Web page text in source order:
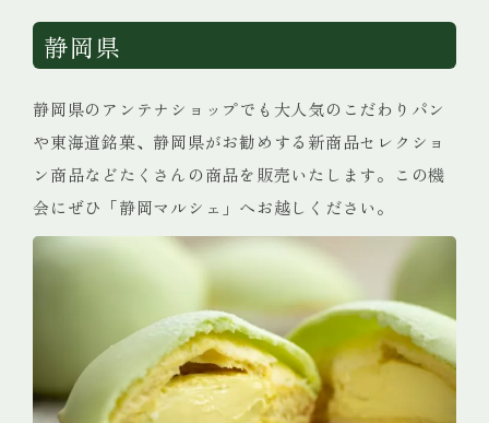
静岡県
静岡県のアンテナショップでも大人気のこだわりパン
や東海道銘菓、静岡県がお勧めする新商品セレクショ
ン商品などたくさんの商品を販売いたします。この機
会にぜひ「静岡マルシェ」へお越しください。